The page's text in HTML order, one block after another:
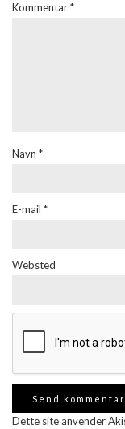
Kommentar*
Navn *
E-mail *
Websted
Dette site anvender